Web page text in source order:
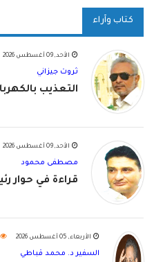
كتاب وآراء
الأحد, 09 أغسطس 2026
ثروت جيزاني
التعذيب بالكهرباء
الأحد, 09 أغسطس 2026
مصطفى محمود
قراءة في حوار
الأربعاء, 05 أغسطس 2026
السفير د. محمد قباطي